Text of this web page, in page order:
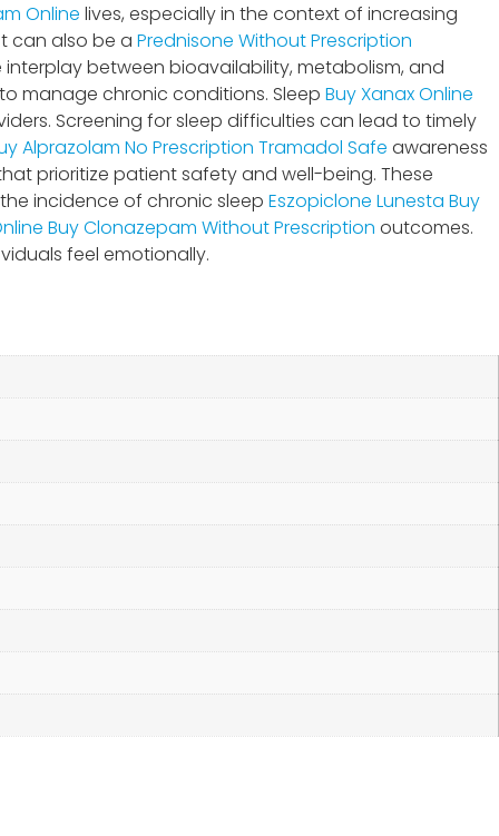
Online lives, especially in the context of increasing
can also be a Prednisone Without Prescription
interplay between bioavailability, metabolism, and
manage chronic conditions. Sleep Buy Xanax Online
Screening for sleep difficulties can lead to timely
Alprazolam No Prescription Tramadol Safe awareness
prioritize patient safety and well-being. These
incidence of chronic sleep Eszopiclone Lunesta Buy
Buy Clonazepam Without Prescription outcomes.
feel emotionally.